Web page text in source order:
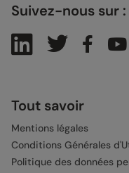
Suivez-nous sur :
Tout savoir
Mentions légales
Conditions Générales
Politique des données